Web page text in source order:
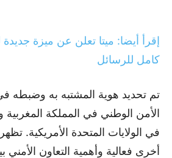
إقرأ أيضا: ميتا تعلن عن ميزة جديدة
كامل للرسائل
تم تحديد هوية المشتبه به وضبطه
الأمن الوطني في المملكة المغربية
في الولايات المتحدة الأمريكية.
أخرى فعالية وأهمية التعاون الأمني